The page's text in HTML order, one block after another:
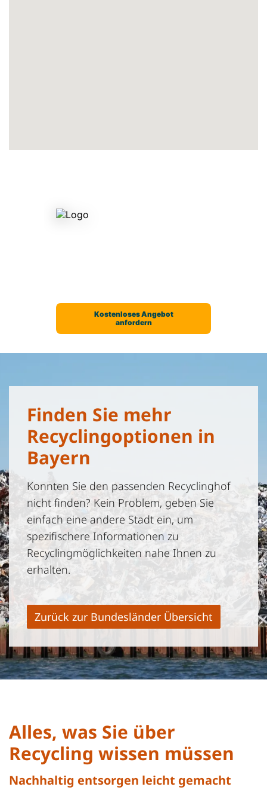
Finden Sie mehr
Recyclingoptionen in
Bayern
Konnten Sie den passenden Recyclinghof
nicht finden? Kein Problem, geben Sie
einfach eine andere Stadt ein, um
spezifischere Informationen zu
Recyclingmöglichkeiten nahe Ihnen zu
erhalten.
Zurück zur Bundesländer Übersicht
Alles, was Sie über
Recycling wissen müssen
Nachhaltig entsorgen leicht gemacht